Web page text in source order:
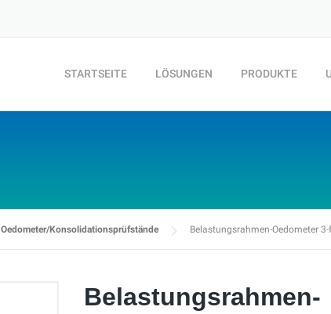
STARTSEITE LÖSUNGEN PRODUKTE
Oedometer/Konsolidationsprüfstände Belastungsrahmen-Oedometer 3-
Belastungsrahmen-